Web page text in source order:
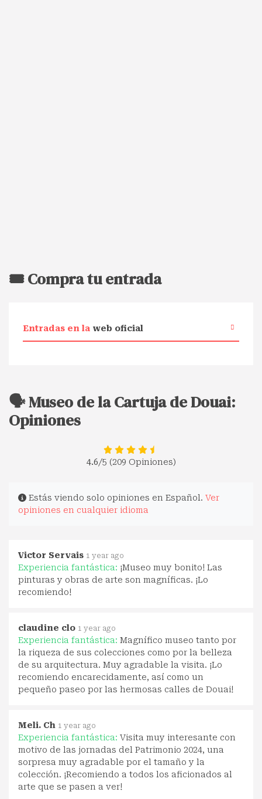
🎟️ Compra tu entrada
Entradas en la web oficial
🗣️ Museo de la Cartuja de Douai:
Opiniones
4.6/5 (209 Opiniones)
Estás viendo solo opiniones en Español. Ver
opiniones en cualquier idioma
Victor Servais 1 year ago
Experiencia fantástica: ¡Museo muy bonito! Las
pinturas y obras de arte son magníficas. ¡Lo
recomiendo!
claudine clo 1 year ago
Experiencia fantástica: Magnífico museo tanto por
la riqueza de sus colecciones como por la belleza
de su arquitectura. Muy agradable la visita. ¡Lo
recomiendo encarecidamente, así como un
pequeño paseo por las hermosas calles de Douai!
Meli. Ch 1 year ago
Experiencia fantástica: Visita muy interesante con
motivo de las jornadas del Patrimonio 2024, una
sorpresa muy agradable por el tamaño y la
colección. ¡Recomiendo a todos los aficionados al
arte que se pasen a ver!